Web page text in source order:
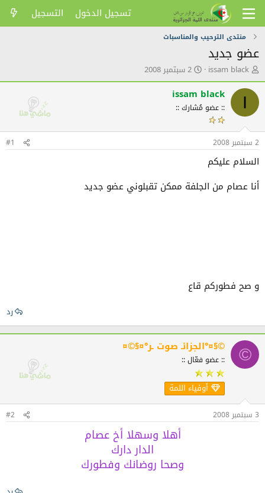
تسجيل الدخول التسجيل
منتدى الترحيب والمناسبات
عضو جديد
ك
ا
ت
ب
ا
م
و
ض
و
issam black ت
ا
ر
ي
خ
ل
ش
2 سبتمبر 2008
I
issam black
:: عضو مُشارك ::
2 سبتمبر 2008 #1
السلام عليكم
أنا عصام من الجلفة ممكن تقبلوني عضو جديد
و صح فطوركم قاع
رد
© ©§¤°الجزائـ صوت ـر°¤§©¤
:: عضو فعّال ::
أوفياء اللمة
3 سبتمبر 2008 #2
أهلا وسهلا أخ عصام
الدار دارك
وصحا روضانك وفطورك